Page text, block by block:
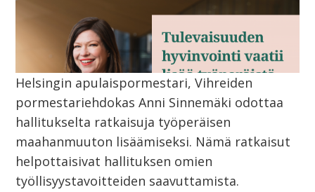
Helsingin apulaispormestari, Vihreiden
pormestariehdokas Anni Sinnemäki odottaa
hallitukselta ratkaisuja työperäisen
maahanmuuton lisäämiseksi. Nämä ratkaisut
helpottaisivat hallituksen omien
työllisyystavoitteiden saavuttamista.